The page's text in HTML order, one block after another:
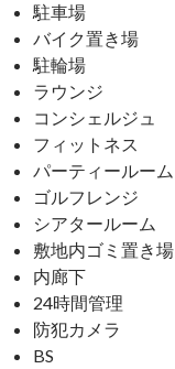
駐車場
バイク置き場
駐輪場
ラウンジ
コンシェルジュ
フィットネス
パーティールーム
ゴルフレンジ
シアタールーム
敷地内ゴミ置き場
内廊下
24時間管理
防犯カメラ
BS